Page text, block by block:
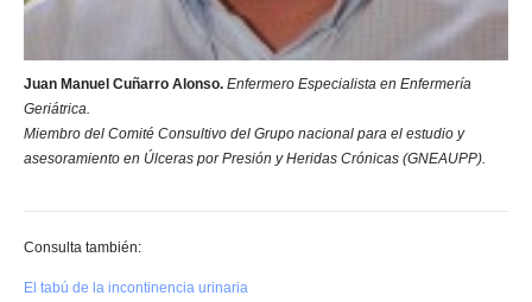
Juan Manuel Cuñarro Alonso. Enfermero Especialista en Enfermería
Geriátrica.
Miembro del Comité Consultivo del Grupo nacional para el estudio y
asesoramiento en Úlceras por Presión y Heridas Crónicas (GNEAUPP).
Consulta también:
El tabú de la incontinencia urinaria